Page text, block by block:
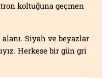
koltuğuna geçmen
Siyah ve beyazlar
Herkese bir gün gri